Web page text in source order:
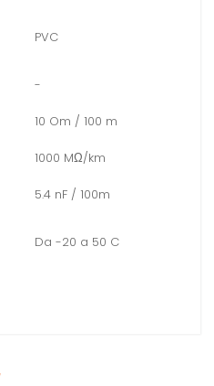
PVC
-
10 Om / 100 m
1000 MΩ/km
5.4 nF / 100m
Da -20 a 50 C